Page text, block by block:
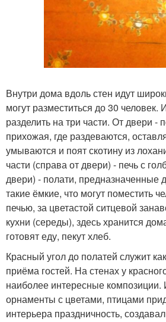
Внутри дома вдоль стен идут
могут разместиться до 30
разделить на три части. От двери -
прихожая, где раздеваются,
умываются и поят скотину из
части (справа от двери) - печь с
двери) - полати, предназначенные
такие ёмкие, что могут поместить
печью, за цветастой ситцевой
кухни (середы), здесь хранится
готовят еду, пекут хлеб.
Красный угол до полатей служит
приёма гостей. На стенах у
наиболее интересные композиции.
орнаменты с цветами, птицами
интерьера праздничность,